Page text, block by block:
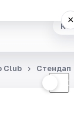
×
☾
Club Стендап